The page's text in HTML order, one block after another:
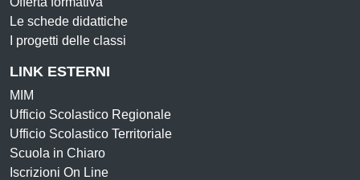
Le schede didattiche
I progetti delle classi
LINK ESTERNI
MIM
Ufficio Scolastico Regionale
Ufficio Scolastico Territoriale
Scuola in Chiaro
Iscrizioni On Line